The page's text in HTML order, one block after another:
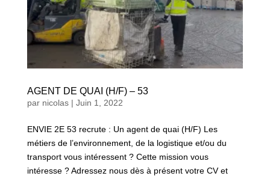
AGENT DE QUAI (H/F) – 53
par nicolas| Juin 1, 2022
ENVIE 2E 53 recrute : Un agent de quai (H/F) Les
métiers de l’environnement, de la logistique et/ou du
transport vous intéressent ? Cette mission vous
intéresse ? Adressez nous dès à présent votre CV et